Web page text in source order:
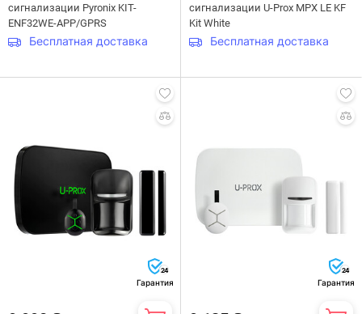
сигнализации Pyronix KIT-
ENF32WE-APP/GPRS
Бесплатная доставка
сигнализации U-Prox MPX LE KF
Kit White
Бесплатная доставка
24
Гарантия
24
Гарантия